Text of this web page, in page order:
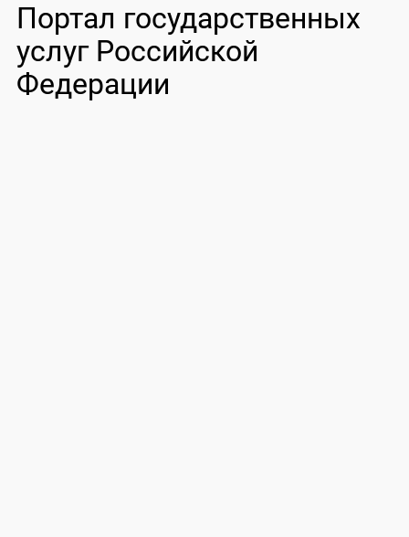
Портал государственных
услуг Российской
Федерации